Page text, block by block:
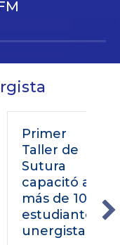
Primer
Taller de
Sutura
capacitó a
más de 100
estudiantes
unergistas